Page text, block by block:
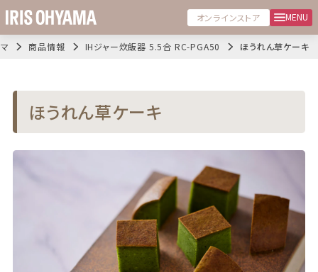
オンラインストア MENU
商品情報 IHジャー炊飯器 5.5合 RC-PGA50 ほうれん草ケーキ
ほうれん草ケーキ